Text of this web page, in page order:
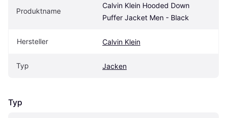
Produktname
Calvin Klein Hooded Down
Puffer Jacket Men - Black
Hersteller Calvin Klein
Typ Jacken
Typ